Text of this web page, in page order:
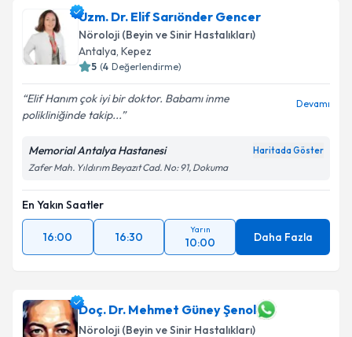
Uzm. Dr. Elif Sarıönder Gencer
Nöroloji (Beyin ve Sinir Hastalıkları)
Antalya, Kepez
5 (4 Değerlendirme)
Elif Hanım çok iyi bir doktor. Babamı inme
polikliniğinde takip...
Devamı
Memorial Antalya Hastanesi Haritada Göster
Zafer Mah. Yıldırım Beyazıt Cad. No: 91, Dokuma
En Yakın Saatler
16:00 16:30
Yarın
10:00 Daha Fazla
Doç. Dr. Mehmet Güney Şenol
Nöroloji (Beyin ve Sinir Hastalıkları)